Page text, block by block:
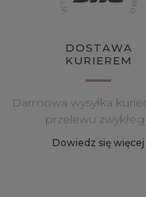
DOSTAWA
KURIEREM
Darmowa wysyłka
przelewu
Dowiedz się więcej